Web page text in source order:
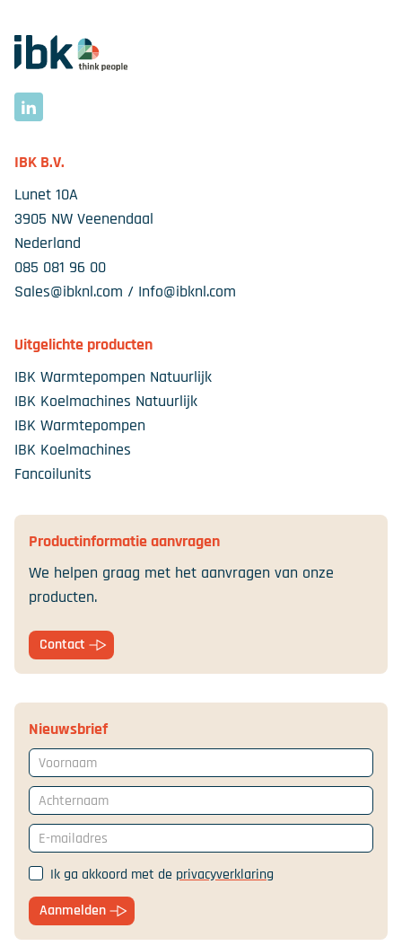
Ga naar homepage
LinkedIn
IBK B.V.
Lunet 10A
3905 NW Veenendaal
Nederland
085 081 96 00
Sales@ibknl.com / Info@ibknl.com
Uitgelichte producten
IBK Warmtepompen Natuurlijk
IBK Koelmachines Natuurlijk
IBK Warmtepompen
IBK Koelmachines
Fancoilunits
Productinformatie aanvragen
We helpen graag met het aanvragen van onze
producten.
Contact
Nieuwsbrief
Voornaam
Achternaam
E-mailadres
Ik ga akkoord met de privacyverklaring
Aanmelden